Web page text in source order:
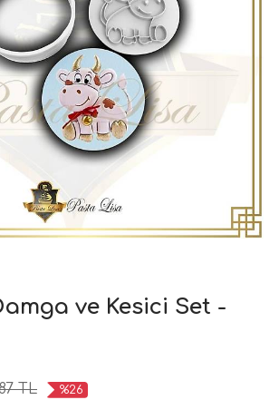
ve Kesici Set -
TL %26